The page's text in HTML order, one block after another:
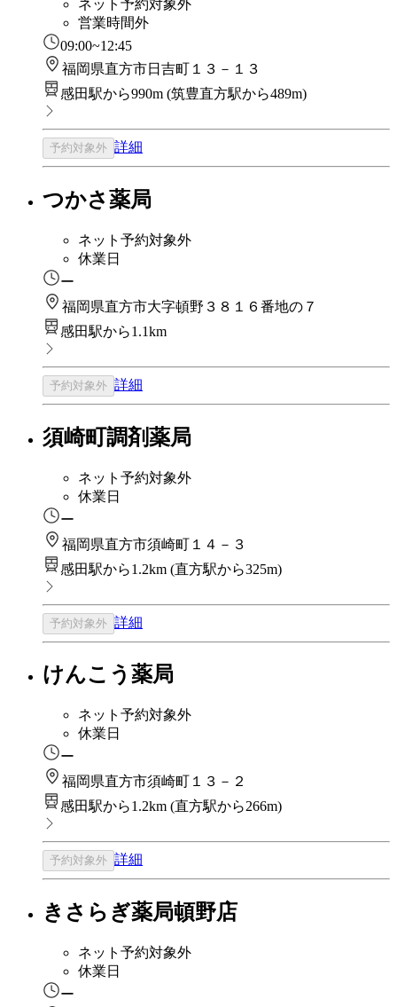
ネット予約対象外
営業時間外
09:00~12:45
福岡県直方市日吉町１３－１３
感田駅から990m (筑豊直方駅から489m)
予約対象外 詳細
つかさ薬局
ネット予約対象外
休業日
ー
福岡県直方市大字頓野３８１６番地の７
感田駅から1.1km
予約対象外 詳細
須崎町調剤薬局
ネット予約対象外
休業日
ー
福岡県直方市須崎町１４－３
感田駅から1.2km (直方駅から325m)
予約対象外 詳細
けんこう薬局
ネット予約対象外
休業日
ー
福岡県直方市須崎町１３－２
感田駅から1.2km (直方駅から266m)
予約対象外 詳細
きさらぎ薬局頓野店
ネット予約対象外
休業日
ー